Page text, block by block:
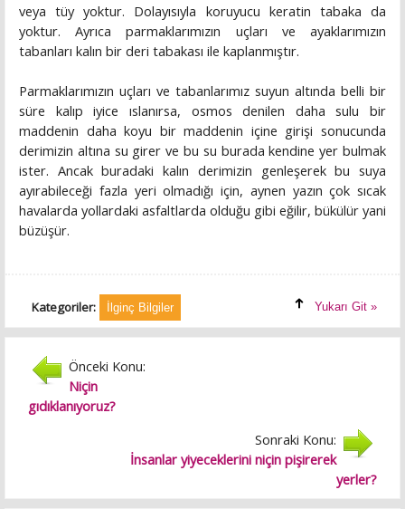
veya tüy yoktur. Dolayısıyla koruyucu keratin tabaka da
yoktur. Ayrıca parmaklarımızın uçları ve ayaklarımızın
tabanları kalın bir deri tabakası ile kaplanmıştır.
Parmaklarımızın uçları ve tabanlarımız suyun altında belli bir
süre kalıp iyice ıslanırsa, osmos denilen daha sulu bir
maddenin daha koyu bir maddenin içine girişi sonucunda
derimizin altına su girer ve bu su burada kendine yer bulmak
ister. Ancak buradaki kalın derimizin genleşerek bu suya
ayırabileceği fazla yeri olmadığı için, aynen yazın çok sıcak
havalarda yollardaki asfaltlarda olduğu gibi eğilir, bükülür yani
büzüşür.
Kategoriler: İlginç Bilgiler Yukarı Git »
Önceki Konu:
Niçin
gıdıklanıyoruz?
Sonraki Konu:
İnsanlar yiyeceklerini niçin pişirerek
yerler?